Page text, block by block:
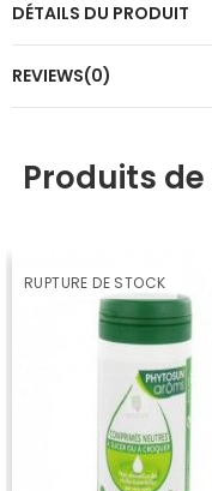
DÉTAILS DU PRODUIT
REVIEWS(0)
Produits
RUPTURE DE STOCK